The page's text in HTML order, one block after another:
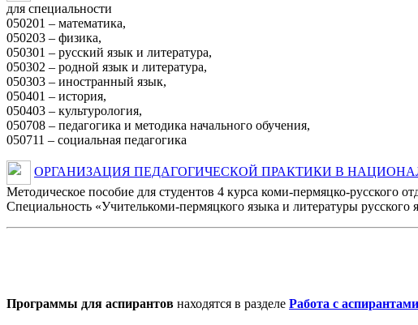
для специальности
050201 – математика,
050203 – физика,
050301 – русский язык и литература,
050302 – родной язык и литература,
050303 – иностранный язык,
050401 – история,
050403 – культурология,
050708 – педагогика и методика начального обучения,
050711 – социальная педагогика
ОРГАНИЗАЦИЯ ПЕДАГОГИЧЕСКОЙ ПРАКТИКИ В
Методическое пособие для студентов 4 курса коми-пермяцко-русского
Специальность «Учителькоми-пермяцкого языка и литературы русского
Программы для аспирантов находятся в разделе Работа с аспирантами